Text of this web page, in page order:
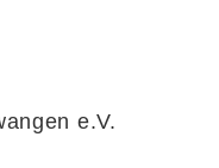
e.V.